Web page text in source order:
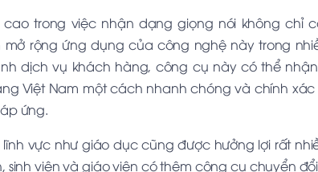
trong việc nhận dạng giọng nói không chỉ
rộng ứng dụng của công nghệ này trong
dịch vụ khách hàng, công cụ này có thể
Việt Nam một cách nhanh chóng và chính
ứng.
vực như giáo dục cũng được hưởng lợi rất
sinh viên và giáo viên có thêm công cụ chuyển